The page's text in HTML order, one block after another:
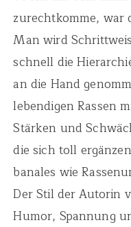
zurechtkomme, war
Man wird
schnell die
an die Hand
lebendigen Rassen
Stärken und
die sich toll
banales wie
Der Stil der Autorin
Humor, Spannung